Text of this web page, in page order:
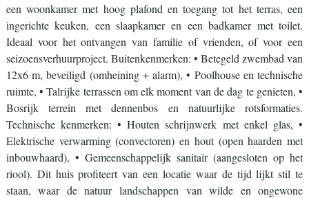
een woonkamer met hoog plafond en toegang tot het terras, een
ingerichte keuken, een slaapkamer en een badkamer met toilet.
Ideaal voor het ontvangen van familie of vrienden, of voor een
seizoensverhuurproject. Buitenkenmerken: • Betegeld zwembad van
12x6 m, beveiligd (omheining + alarm), • Poolhouse en technische
ruimte, • Talrijke terrassen om elk moment van de dag te genieten, •
Bosrijk terrein met dennenbos en natuurlijke rotsformaties.
Technische kenmerken: • Houten schrijnwerk met enkel glas, •
Elektrische verwarming (convectoren) en hout (open haarden met
inbouwhaard), • Gemeenschappelijk sanitair (aangesloten op het
riool). Dit huis profiteert van een locatie waar de tijd lijkt stil te
staan, waar de natuur landschappen van wilde en ongewone